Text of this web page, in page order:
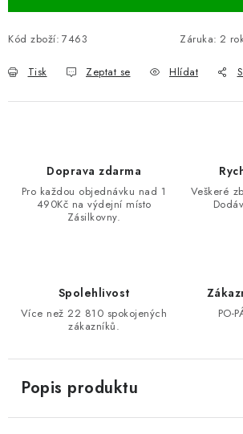
Kód zboží: 7463 Záruka: 2
Tisk Zeptat se Hlídat
Doprava zdarma
Pro každou objednávku nad 1
490Kč na výdejní místo
Zásilkovny.
Veškeré
Spolehlivost
Více než 22 810 spokojených
zákazníků.
PO-
Popis produktu